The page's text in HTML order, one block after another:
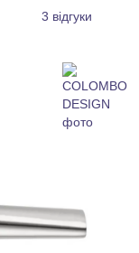
3 відгуки